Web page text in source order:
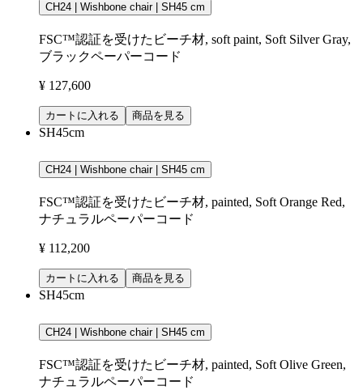
CH24 | Wishbone chair | SH45 cm
FSC™認証を受けたビーチ材, soft paint, Soft Silver Gray,
ブラックペーパーコード
¥ 127,600
カートに入れる 商品を見る
SH45cm
CH24 | Wishbone chair | SH45 cm
FSC™認証を受けたビーチ材, painted, Soft Orange Red,
ナチュラルペーパーコード
¥ 112,200
カートに入れる 商品を見る
SH45cm
CH24 | Wishbone chair | SH45 cm
FSC™認証を受けたビーチ材, painted, Soft Olive Green,
ナチュラルペーパーコード